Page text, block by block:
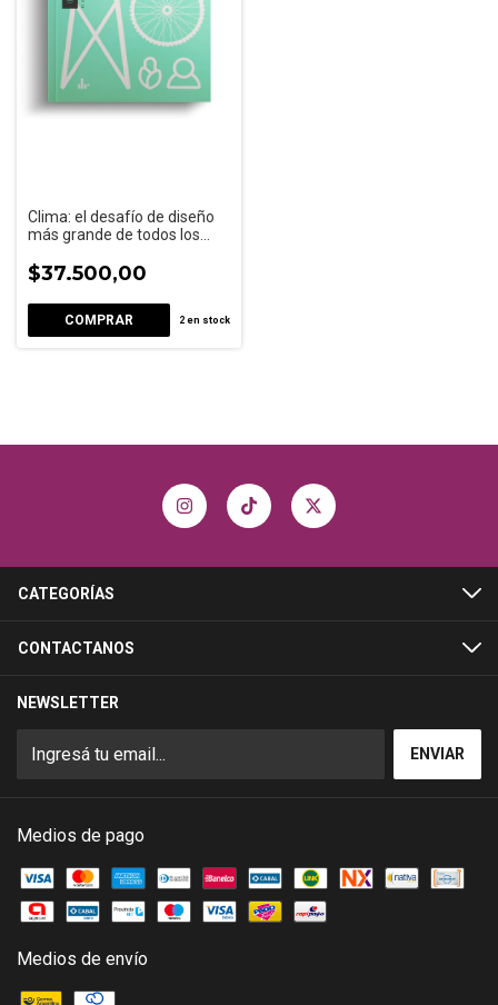
Clima: el desafío de diseño
más grande de todos los
$37.500,00
2en stock
CATEGORÍAS
CONTACTANOS
NEWSLETTER
Medios de pago
Medios de envío